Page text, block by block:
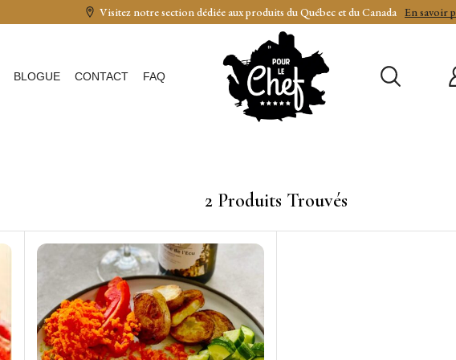
Visitez notre section dédiée aux produits du Québec et du Canada En savoir
BLOGUE CONTACT FAQ
2 Produits Trouvés